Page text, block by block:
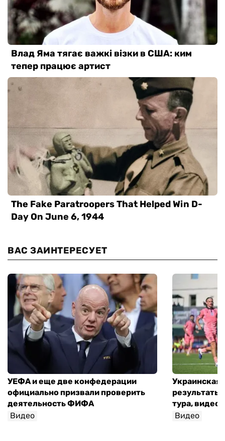
ВАС ЗАИНТЕРЕСУЕТ
УЕФА и еще две конфедерации
официально призвали проверить
деятельность ФИФА
Видео
Украинская
результаты
тура, видео
Видео